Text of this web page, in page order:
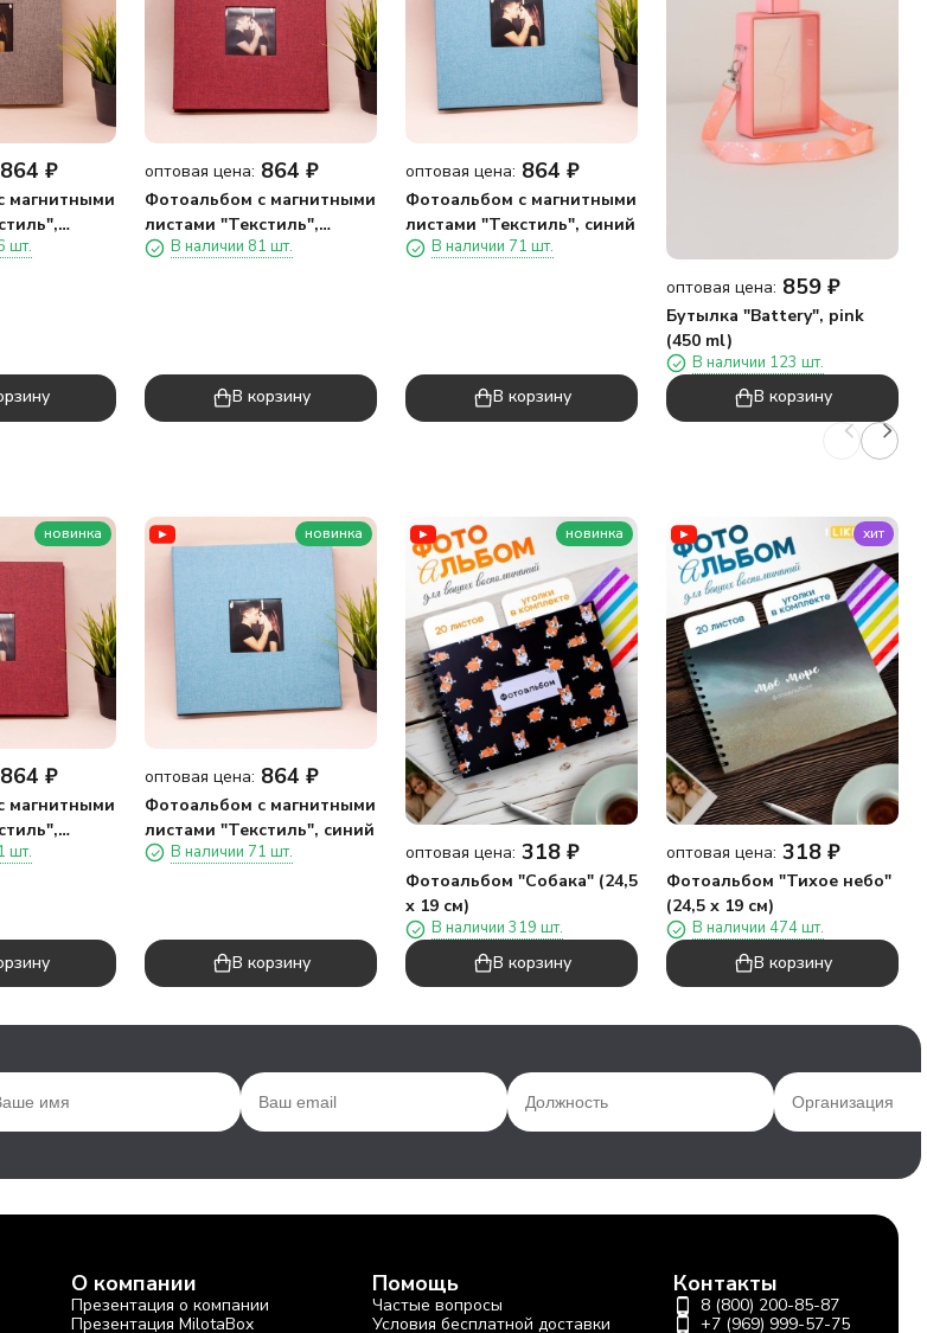
864 ₽
магнитными
шт.
оптовая цена: 864 ₽
Фотоальбом с магнитными
листами "Текстиль",
красный (28 х 27 см)
В наличии 81 шт.
В корзину
оптовая цена: 864 ₽
Фотоальбом с магнитными
листами "Текстиль", синий
В наличии 71 шт.
В корзину
оптовая цена: 859 ₽
Бутылка "Battery", pink
(450 ml)
В наличии 123 шт.
В корзину
новинка
864 ₽
магнитными
см)
шт.
новинка
оптовая цена: 864 ₽
Фотоальбом с магнитными
листами "Текстиль", синий
В наличии 71 шт.
В корзину
новинка
оптовая цена: 318 ₽
Фотоальбом "Собака" (24,5
х 19 см)
В наличии 319 шт.
В корзину
хит
оптовая цена: 318 ₽
Фотоальбом "Тихое небо"
(24,5 х 19 см)
В наличии 474 шт.
В корзину
О компании
Презентация о компании
Презентация MilotaBox
Помощь
Частые вопросы
Условия бесплатной доставки
Контакты
8 (800) 200-85-87
+7 (969) 999-57-75